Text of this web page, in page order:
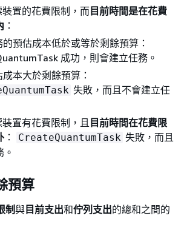
置的花費限制，而目前時間是在花費
：
預估成本低於或等於剩餘預算：
成功，則會建立任務。
本大於剩餘預算：
失敗，而且不會建立任
置有花費限制，且 目前時間在花費限
： CreateQuantumTask 失敗，而且
預算
制與 目前支出和佇列支出的總和之間的